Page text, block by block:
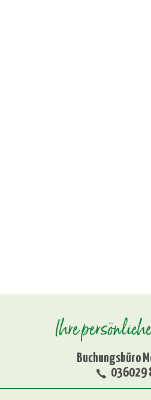
Ihre
Buchungsbüro
036029